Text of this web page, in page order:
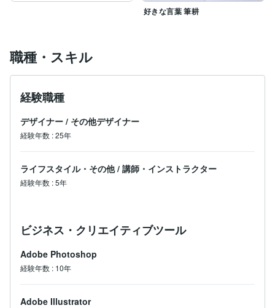
好きな言葉 筆耕
職種・スキル
経験職種
デザイナー / その他デザイナー
経験年数 :25年
ライフスタイル・その他 / 講師・インストラクター
経験年数 :5年
ビジネス・クリエイティブツール
Adobe Photoshop
経験年数 : 10年
Adobe Illustrator